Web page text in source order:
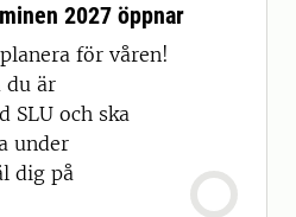
2027 öppnar
för våren!
du är
SLU och ska
under
dig på